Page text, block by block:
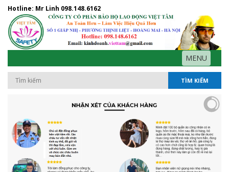
Hotline: Mr Linh 098.148.6162
MENU
TÌM KIẾM